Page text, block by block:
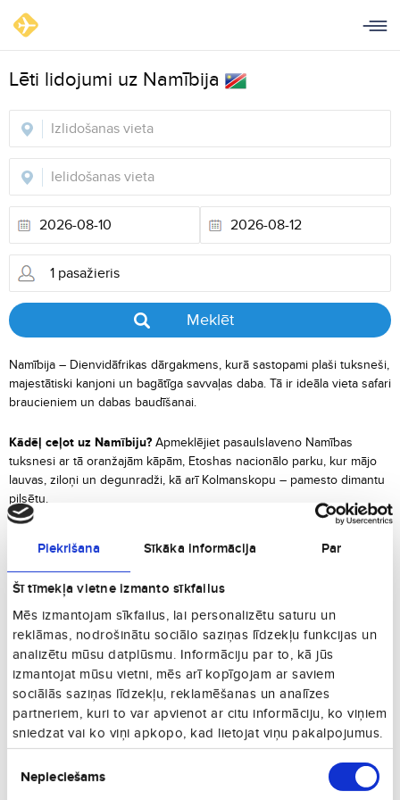
Piekrišana Sīkāka informācija Par
Šī tīmekļa vietne izmanto sīkfailus
Mēs izmantojam sīkfailus, lai personalizētu saturu un
reklāmas, nodrošinātu sociālo saziņas līdzekļu funkcijas un
analizētu mūsu datplūsmu. Informāciju par to, kā jūs
izmantojat mūsu vietni, mēs arī kopīgojam ar saviem
sociālās saziņas līdzekļu, reklamēšanas un analīzes
partneriem, kuri to var apvienot ar citu informāciju, ko viņiem
sniedzat vai ko viņi apkopo, kad lietojat viņu pakalpojumus.
izvēle
Nepieciešams
Lēti lidojumi uz Namībija
Meklēt
Namībija – Dienvidāfrikas dārgakmens, kurā sastopami plaši tuksneši,
majestātiski kanjoni un bagātīga savvaļas daba. Tā ir ideāla vieta safari
braucieniem un dabas baudīšanai.
Kādēļ ceļot uz Namībiju? Apmeklējiet pasaulslaveno Namības
tuksnesi ar tā oranžajām kāpām, Etoshas nacionālo parku, kur mājo
lauvas, ziloņi un degunradži, kā arī Kolmanskopu – pamesto dimantu
pilsētu.
oktobrim, sausajā sezonā, kad dzīvnieku vērošana ir vislabākā un
klimats – patīkams.
Ko apskatīt Namībijā?RedzietSossusvleikāpas, izbaudiet
River Canyoniespaidīgo ainavu un apmeklējietSwakopmund
piekrastes pilsētu ar vācu arhitektūru.
Labākās viesnīcas Namībijā
Windhoek Country Club Resort:Komfortabla viesnīca galvaspilsētā
Vindhukā.
The Stiltz:Unikālas koka mājiņas ar skatu uz lagūnu Swakopmundā.